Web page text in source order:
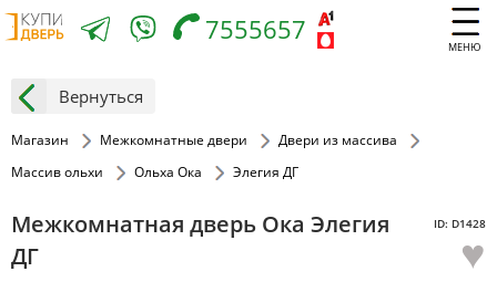
МЕНЮ
7555657
Вернуться
Магазин Межкомнатные двери
Двери из массива
Массив ольхи
Ольха Ока Элегия ДГ
Межкомнатная дверь Ока Элегия
ДГ
ID: D1428
♥